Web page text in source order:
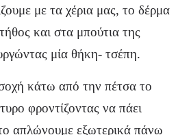
με τα χέρια μας, το δέρμα
και στα μπούτια της
μία θήκη- τσέπη.
κάτω από την πέτσα το
φροντίζοντας να πάει
απλώνουμε εξωτερικά πάνω